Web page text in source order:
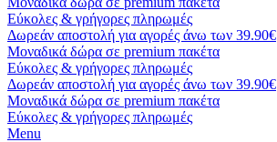
Εύκολες & γρήγορες πληρωμές
Δωρεάν αποστολή για αγορές άνω των 39.90€
Μοναδικά δώρα σε premium πακέτα
Εύκολες & γρήγορες πληρωμές
Δωρεάν αποστολή για αγορές άνω των 39.90€
Μοναδικά δώρα σε premium πακέτα
Εύκολες & γρήγορες πληρωμές
Menu